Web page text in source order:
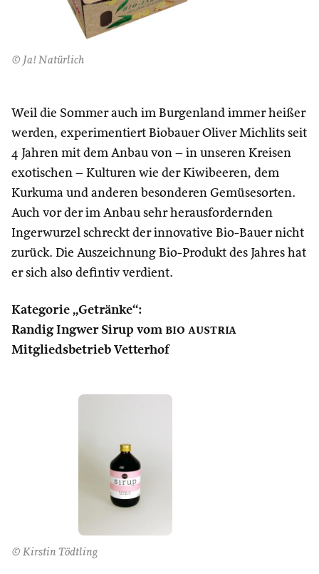
© Ja! Natürlich
Weil die Sommer auch im Burgenland immer heißer
werden, experimentiert Biobauer Oliver Michlits seit
4 Jahren mit dem Anbau von – in unseren Kreisen
exotischen – Kulturen wie der Kiwibeeren, dem
Kurkuma und anderen besonderen Gemüsesorten.
Auch vor der im Anbau sehr herausfordernden
Ingerwurzel schreckt der innovative Bio-Bauer nicht
zurück. Die Auszeichnung Bio-Produkt des Jahres hat
er sich also defintiv verdient.
Kategorie „Getränke“:
Randig Ingwer Sirup vom bio austria
Mitgliedsbetrieb Vetterhof
© Kirstin Tödtling